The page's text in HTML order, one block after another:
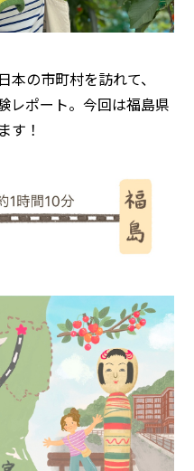
の市町村を訪れて、
レポート。今回は福島県
す！